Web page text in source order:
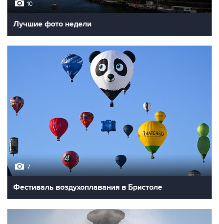
10
Лучшие фото недели
7
Фестиваль воздухоплавания в Бристоле